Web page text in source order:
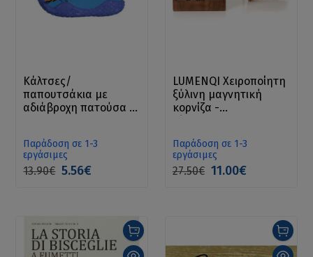
Κάλτσες/
παπουτσάκια με
αδιάβροχη πατούσα -
Παράδοση σε 1-3
εργάσιμες
13.90€ 5.56€
LUMENQI Xειροποίητη
ξύλινη μαγνητική
κορνίζα -
Παράδοση σε 1-3
εργάσιμες
27.50€ 11.00€